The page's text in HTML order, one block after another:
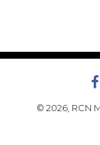
© 2026, RCN